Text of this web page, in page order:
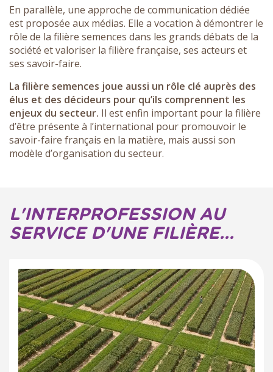
En parallèle, une approche de communication dédiée
est proposée aux médias. Elle a vocation à démontrer le
rôle de la filière semences dans les grands débats de la
société et valoriser la filière française, ses acteurs et
ses savoir-faire.
La filière semences joue aussi un rôle clé auprès des
élus et des décideurs pour qu’ils comprennent les
enjeux du secteur. Il est enfin important pour la filière
d’être présente à l’international pour promouvoir le
savoir-faire français en la matière, mais aussi son
modèle d’organisation du secteur.
L'INTERPROFESSION AU
SERVICE D'UNE FILIÈRE...